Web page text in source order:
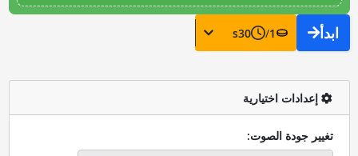
ابدأ 1
/
30
s
إعدادات اختيارية
تغيير جودة الصوت: